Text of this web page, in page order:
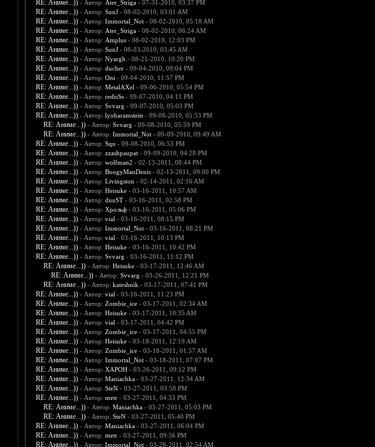
RE: Аниме...)) - Автор: Ater_Striga- 07-31-2010, 03:37 PM
RE: Аниме...)) - Автор: SunJ- 08-02-2010, 03:01 AM
RE: Аниме...)) - Автор: Immortal_Not- 08-02-2010, 05:18 AM
RE: Аниме...)) - Автор: Ater_Striga- 08-02-2010, 06:24 AM
RE: Аниме...)) - Автор: Amplus- 08-02-2010, 12:03 PM
RE: Аниме...)) - Автор: SunJ- 08-03-2010, 03:45 AM
RE: Аниме...)) - Автор: Nyargh - 08-21-2010, 10:20 PM
RE: Аниме...)) - Автор: ducher- 09-04-2010, 09:04 PM
RE: Аниме...)) - Автор: Oni - 09-04-2010, 11:57 PM
RE: Аниме...)) - Автор: MetalAXel - 09-06-2010, 05:54 PM
RE: Аниме...)) - Автор: redisSs- 09-07-2010, 04:11 PM
RE: Аниме...)) - Автор: Svvarg - 09-07-2010, 05:03 PM
RE: Аниме...)) - Автор: lyoharamstein - 09-08-2010, 05:53 PM
RE: Аниме...)) - Автор: Svvarg - 09-08-2010, 05:59 PM
RE: Аниме...)) - Автор: Immortal_Not- 09-09-2010, 09:49 AM
RE: Аниме...)) - Автор: Squ - 09-08-2010, 06:53 PM
RE: Аниме...)) - Автор: zzashpaupat- 09-09-2010, 04:28 PM
RE: Аниме...)) - Автор: wolfman2 - 02-13-2011, 08:44 PM
RE: Аниме...)) - Автор: BoogyManDenis- 02-13-2011, 09:00 PM
RE: Аниме...)) - Автор: Livingston - 02-14-2011, 02:16 AM
RE: Аниме...)) - Автор: Heisuke- 03-16-2011, 10:57 AM
RE: Аниме...)) - Автор: duuST- 03-16-2011, 02:58 PM
RE: Аниме...)) - Автор: Хрольф- 03-16-2011, 05:06 PM
RE: Аниме...)) - Автор: vial - 03-16-2011, 08:15 PM
RE: Аниме...)) - Автор: Immortal_Not- 03-16-2011, 08:21 PM
RE: Аниме...)) - Автор: vial - 03-16-2011, 10:13 PM
RE: Аниме...)) - Автор: Heisuke- 03-16-2011, 10:42 PM
RE: Аниме...)) - Автор: Svvarg - 03-16-2011, 11:12 PM
RE: Аниме...)) - Автор: Heisuke- 03-17-2011, 12:46 AM
RE: Аниме...)) - Автор: Svvarg - 03-26-2011, 12:21 PM
RE: Аниме...)) - Автор: kateshnik - 03-17-2011, 07:41 PM
RE: Аниме...)) - Автор: vial - 03-16-2011, 11:23 PM
RE: Аниме...)) - Автор: Zombie_ice- 03-17-2011, 02:34 AM
RE: Аниме...)) - Автор: Heisuke- 03-17-2011, 10:35 AM
RE: Аниме...)) - Автор: vial - 03-17-2011, 04:42 PM
RE: Аниме...)) - Автор: Zombie_ice- 03-17-2011, 04:55 PM
RE: Аниме...)) - Автор: Heisuke- 03-18-2011, 12:19 AM
RE: Аниме...)) - Автор: Zombie_ice- 03-18-2011, 01:57 AM
RE: Аниме...)) - Автор: Immortal_Not- 03-18-2011, 07:07 PM
RE: Аниме...)) - Автор: XAPOH- 03-26-2011, 09:12 PM
RE: Аниме...)) - Автор: Maniachka- 03-27-2011, 12:34 AM
RE: Аниме...)) - Автор: SteN- 03-27-2011, 03:58 PM
RE: Аниме...)) - Автор: metr- 03-27-2011, 04:33 PM
RE: Аниме...)) - Автор: Maniachka- 03-27-2011, 05:03 PM
RE: Аниме...)) - Автор: SteN- 03-27-2011, 05:40 PM
RE: Аниме...)) - Автор: Maniachka- 03-27-2011, 06:04 PM
RE: Аниме...)) - Автор: metr- 03-27-2011, 09:56 PM
RE: Аниме...)) - Автор: Immortal_Not- 03-28-2011, 02:54 AM